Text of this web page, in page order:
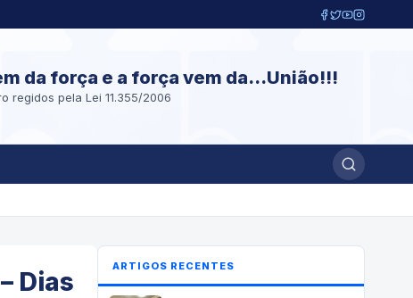
da força e a força vem da...União!!!
regidos pela Lei 11.355/2006
Dias
ARTIGOS RECENTES